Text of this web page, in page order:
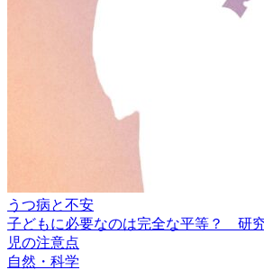
うつ病と不安
子どもに必要なのは完全な平等？ 研
児の注意点
自然・科学